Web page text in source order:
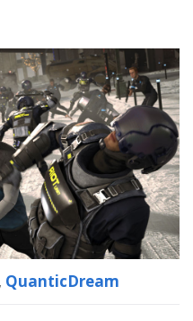
, QuanticDream